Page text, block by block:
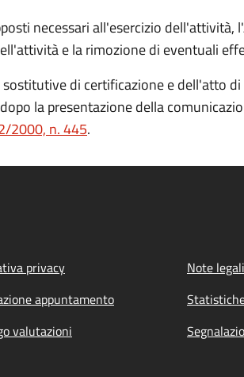
necessari all'esercizio dell'attività,
e la rimozione di eventuali
di certificazione e dell'atto
la presentazione della
2000, n. 445.
privacy
Note legali
appuntamento
valutazioni